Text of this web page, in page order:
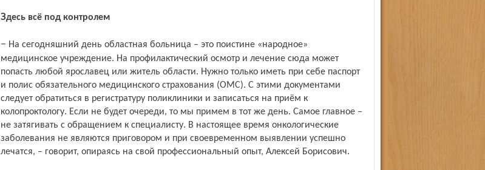
Здесь всё под контролем
– На сегодняшний день областная больница – это поистине «народное»
медицинское учреждение. На профилактический осмотр и лечение сюда может
попасть любой ярославец или житель области. Нужно только иметь при себе паспорт
и полис обязательного медицинского страхования (ОМС). С этими документами
следует обратиться в регистратуру поликлиники и записаться на приём к
колопроктологу. Если не будет очереди, то мы примем в тот же день. Самое главное –
не затягивать с обращением к специалисту. В настоящее время онкологические
заболевания не являются приговором и при своевременном выявлении успешно
лечатся, – говорит, опираясь на свой профессиональный опыт, Алексей Борисович.